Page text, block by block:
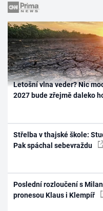
Letošní vlna veder? Nic
2027 bude zřejmě daleko
Střelba v thajské škole:
Pak spáchal sebevraždu
Poslední rozloučení s
pronesou Klaus i Klempíř